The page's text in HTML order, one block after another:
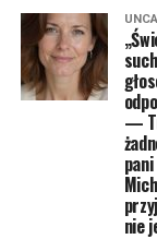
—
nie